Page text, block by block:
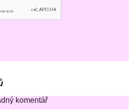
komentář